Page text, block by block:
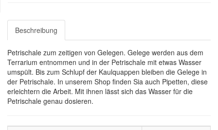
Beschreibung
Petrischale zum zeitigen von Gelegen. Gelege werden aus dem
Terrarium entnommen und in der Petrischale mit etwas Wasser
umspült. Bis zum Schlupf der Kaulquappen bleiben die Gelege in
der Petrischale. In unserem Shop finden Sia auch Pipetten, diese
erleichtern die Arbeit. Mit ihnen lässt sich das Wasser für die
Petrischale genau dosieren.